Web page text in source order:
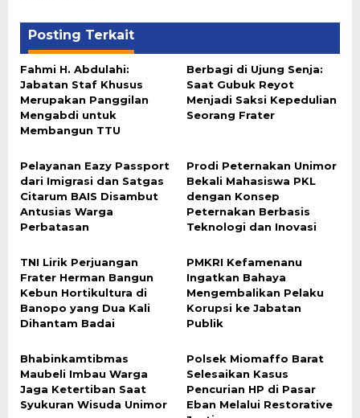
Posting Terkait
Fahmi H. Abdulahi:
Jabatan Staf Khusus
Merupakan Panggilan
Mengabdi untuk
Membangun TTU
Berbagi di Ujung Senja:
Saat Gubuk Reyot
Menjadi Saksi Kepedulian
Seorang Frater
Pelayanan Eazy Passport
dari Imigrasi dan Satgas
Citarum BAIS Disambut
Antusias Warga
Perbatasan
Prodi Peternakan Unimor
Bekali Mahasiswa PKL
dengan Konsep
Peternakan Berbasis
Teknologi dan Inovasi
TNI Lirik Perjuangan
Frater Herman Bangun
Kebun Hortikultura di
Banopo yang Dua Kali
Dihantam Badai
PMKRI Kefamenanu
Ingatkan Bahaya
Mengembalikan Pelaku
Korupsi ke Jabatan
Publik
Bhabinkamtibmas
Maubeli Imbau Warga
Jaga Ketertiban Saat
Syukuran Wisuda Unimor
Polsek Miomaffo Barat
Selesaikan Kasus
Pencurian HP di Pasar
Eban Melalui Restorative